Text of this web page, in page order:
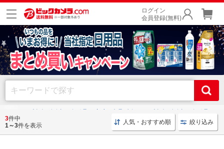
ログイン
会員登録(無料)
コンパクトデジタルカメラ Leica｜ライカ コンパクトデジタルカメラ
コンパクトデジタルカメラ
3件中
1～3件を表示 人気・おすすめ順 絞り込み